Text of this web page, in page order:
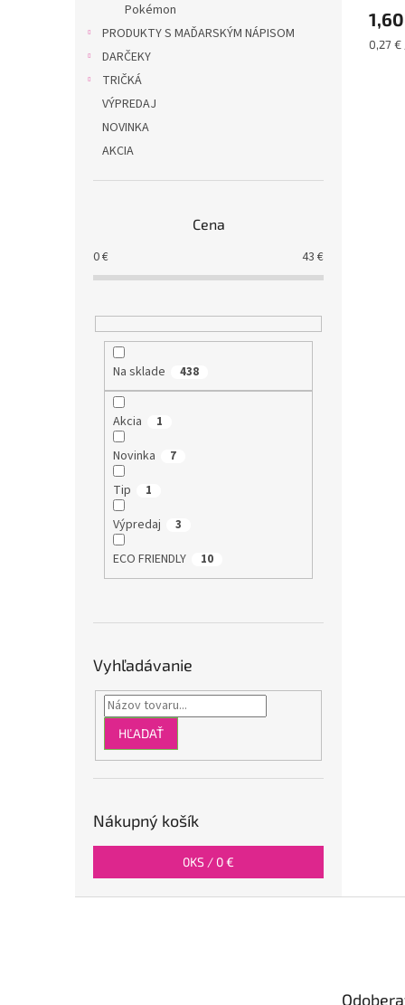
Pokémon
PRODUKTY S MAĎARSKÝM NÁPISOM
DARČEKY
TRIČKÁ
VÝPREDAJ
NOVINKA
AKCIA
Cena
0€ 43 €
Na sklade 438
Akcia 1
Novinka 7
Tip 1
Výpredaj 3
ECO FRIENDLY 10
Vyhľadávanie
HĽADAŤ
Nákupný košík
0KS / 0 €
0,27 €